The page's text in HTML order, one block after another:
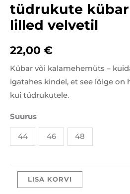
tüdrukute kübar
lilled velvetil
22,00 €
Kübar või kalamehemüts –
igatahes kindel, et see lõige on
kui tüdrukutele.
Suurus
44 46 48
roosad
lilled
kogus
LISA KORVI